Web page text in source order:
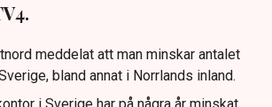
meddelat att man minskar antalet
bland annat i Norrlands inland.